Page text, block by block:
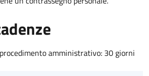
amministrativo: 30 giorni